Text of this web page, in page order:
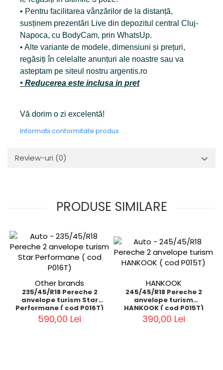
• Pentru facilitarea vânzărilor de la distanță,
susținem prezentări Live din depozitul central Cluj-
Napoca, cu BodyCam, prin WhatsUp.
• Alte variante de modele, dimensiuni și prețuri,
regăsiți în celelalte anunțuri ale noastre sau va
asteptam pe siteul nostru argentis.ro
• Reducerea este inclusa in pret
Vă dorim o zi excelentă!
Informatii conformitate produs
Review-uri (0)
PRODUSE SIMILARE
Other brands
235/45/R18 Pereche 2
anvelope turism Star
Performane ( cod P016T)
590,00 Lei
HANKOOK
245/45/R18 Pereche 2
anvelope turism
HANKOOK ( cod P015T)
390,00 Lei